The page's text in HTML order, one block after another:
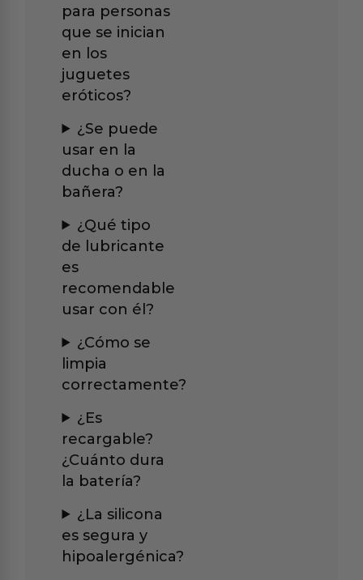
para personas
que se inician
en los
juguetes
eróticos?
¿Se puede
usar en la
ducha o en la
bañera?
¿Qué tipo
de lubricante
es
recomendable
usar con él?
¿Cómo se
limpia
correctamente?
¿Es
recargable?
¿Cuánto dura
la batería?
¿La silicona
es segura y
hipoalergénica?